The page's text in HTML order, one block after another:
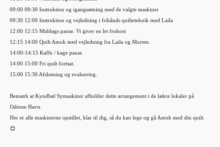
09:00 09:30 Instruktion og igangsætning med de valgte maskiner
09:30 12:00 Instruktion og vejledning i frihånds quilteteknik med Laila
12:00 12:15 Middags pause. Vi giver en let frokost
12:15 14:00 Quilt Amok med vejledning fra Laila og Morten.
14:00-14:15 Kaffe / kage pause
14:00 15:00 Fri quilt fortsat.
15:00 15:30 Afslutning og evaluering.
Bemærk at Kyndbøl Symaskiner afholder dette arrangement i de lækre lokaler på
Odense Havn.
Her er alle maskinerne opstillet, klar til dig, så du kan lege og gå Amok med din quilt.
😊